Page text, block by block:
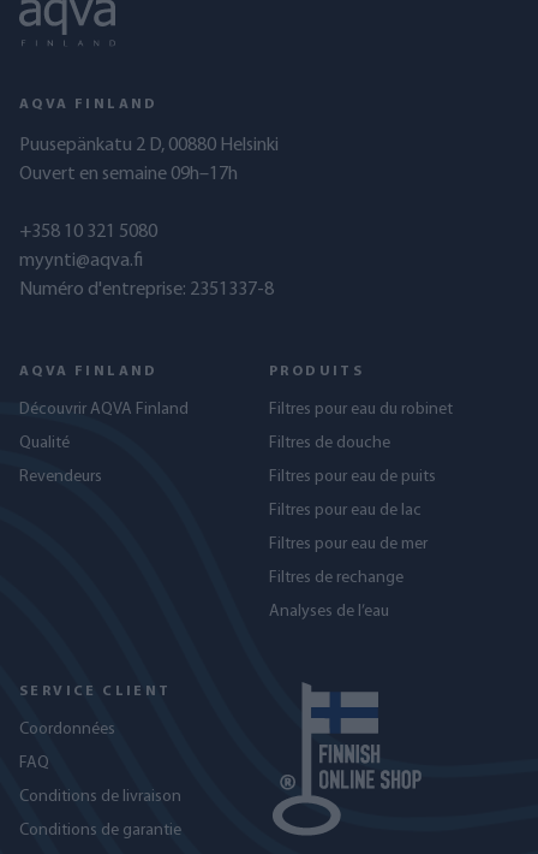
AQVA FINLAND
Puusepänkatu 2 D, 00880 Helsinki
Ouvert en semaine 09h–17h
+358 10 321 5080
myynti@aqva.fi
Numéro d'entreprise: 2351337-8
AQVA FINLAND
Découvrir AQVA Finland
Qualité
Revendeurs
PRODUITS
Filtres pour eau du robinet
Filtres de douche
Filtres pour eau de puits
Filtres pour eau de lac
Filtres pour eau de mer
Filtres de rechange
Analyses de l’eau
SERVICE CLIENT
Coordonnées
FAQ
Conditions de livraison
Conditions de garantie